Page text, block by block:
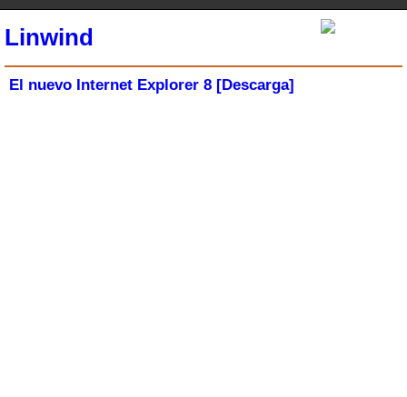
Linwind
El nuevo Internet Explorer 8 [Descarga]